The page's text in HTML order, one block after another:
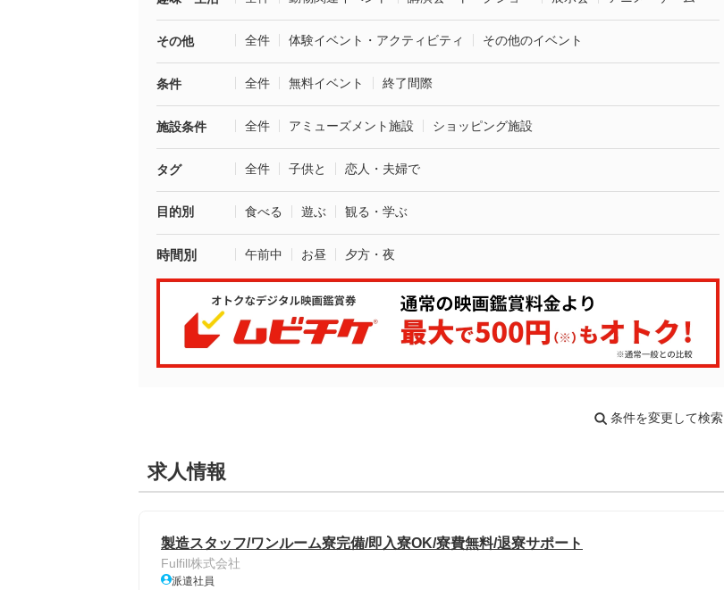
その他 全件 体験イベント・アクティビティ その他のイベント
条件 全件 無料イベント 終了間際
施設条件 全件 アミューズメント施設 ショッピング施設
タグ 全件 子供と 恋人・夫婦で
目的別 食べる 遊ぶ 観る・学ぶ
時間別 午前中 お昼 夕方・夜
条件を変更して検索
求人情報
製造スタッフ/ワンルーム寮完備/即入寮OK/寮費無料/退寮サポート
Fulfill株式会社
派遣社員